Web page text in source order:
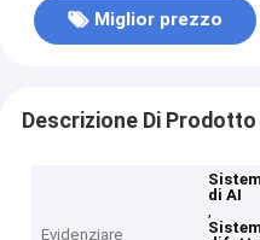
Miglior prezzo
Descrizione Di Prodotto
Evidenziare
di AI
,